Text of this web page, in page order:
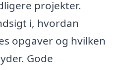
projekter.
i, hvordan
opgaver og hvilken
Gode